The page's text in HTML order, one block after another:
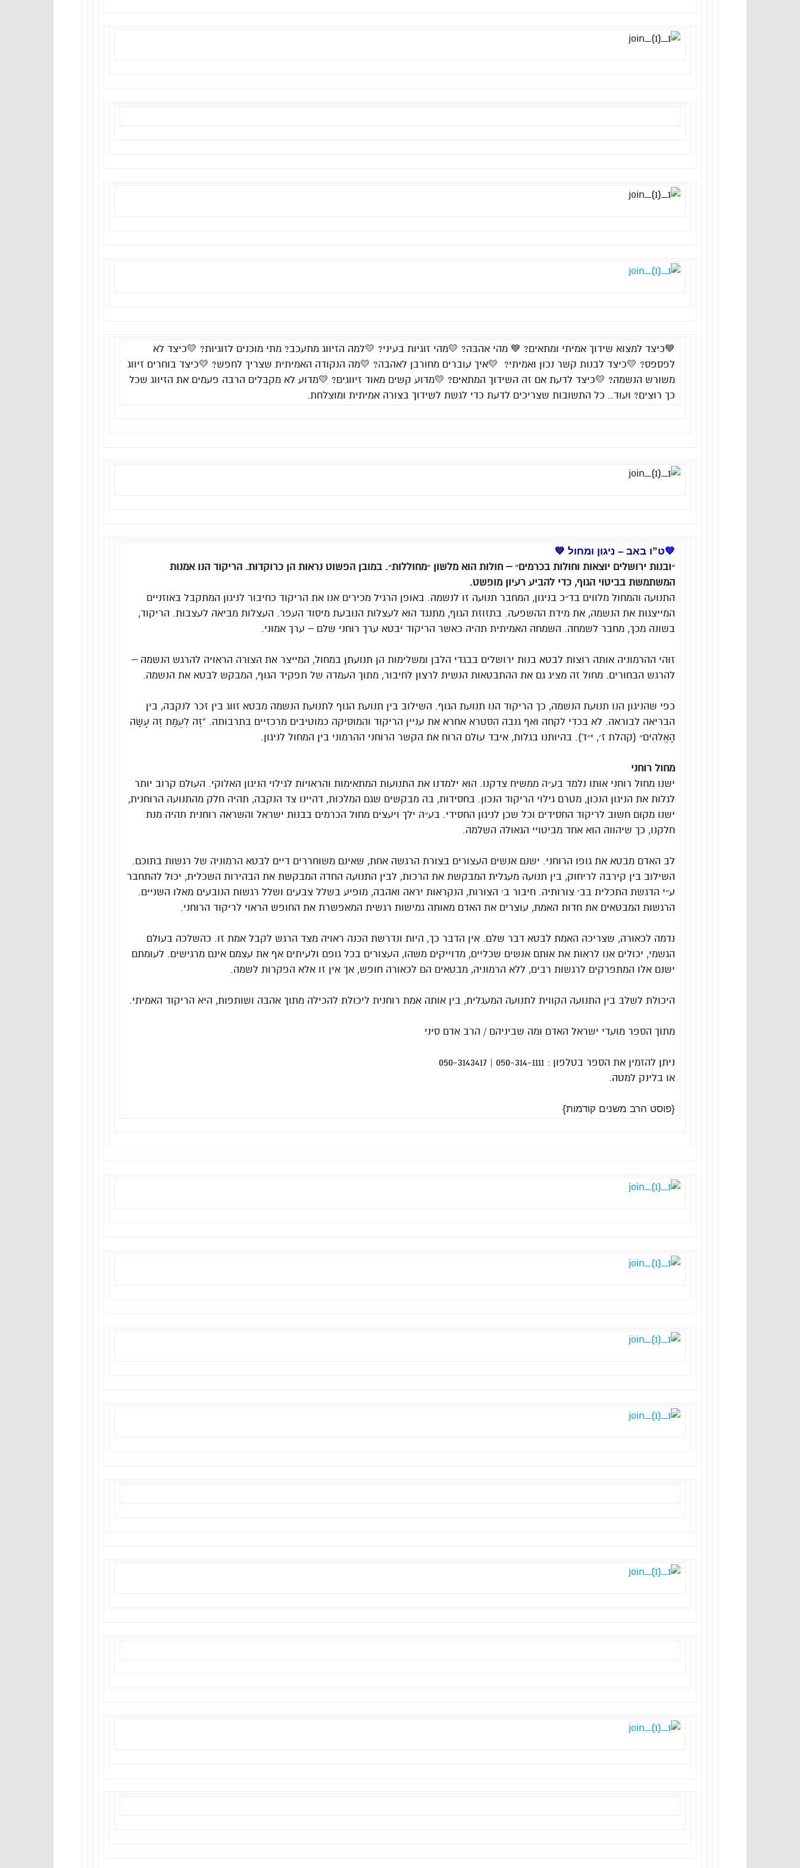
💙כיצד למצוא שידוך אמיתי ומתאים? 💙 מהי אהבה? 💛מהי זוגיות בעיני? 💛למה הזיווג מתעכב? מתי מוכנים לזוגיות? 💛כיצד לא
לפספס? 💛כיצד לבנות קשר נכון ואמיתי? 💛איך עוברים מחורבן לאהבה? 💛מה הנקודה האמיתית שצריך לחפש? 💛כיצד בוחרים זיווג
משורש הנשמה? 💛כיצד לדעת אם זה השידוך המתאים? 💛מדוע קשים מאוד זיווגים? 💛מדוע לא מקבלים הרבה פעמים את הזיווג שכל
כך רוצים? ועוד.. כל התשובות שצריכים לדעת כדי לגשת לשידוך בצורה אמיתית ומוצלחת.
💙ט”ו באב – ניגון ומחול 💙
״ובנות ירושלים יוצאות וחולות בכרמים״ – חולות הוא מלשון ״מחוללות״. במובן הפשוט נראות הן כרוקדות. הריקוד הנו אמנות
המשתמשת בביטוי הגוף, כדי להביע רעיון מופשט.
התנועה והמחול מלווים בד״כ בניגון, המחבר תנועה זו לנשמה. באופן הרגיל מכירים אנו את הריקוד כחיבור לניגון המתקבל באוזניים
המייצגות את הנשמה, את מידת ההשפעה. בתזוזת הגוף, מתנגד הוא לעצלות הנובעת מיסוד העפר. העצלות מביאה לעצבות. הריקוד,
בשונה מכך, מחבר לשמחה. השמחה האמיתית תהיה כאשר הריקוד יבטא ערך רוחני שלם – ערך אמוני.
זוהי ההרמוניה אותה רוצות לבטא בנות ירושלים בבגדי הלבן ומשלימות הן תנועתן במחול, המייצר את הצורה הראויה להרגש הנשמה –
להרגש הבחורים. מחול זה מציג גם את ההתבטאות הנשית לרצון לחיבור, מתוך העמדה של תפקיד הגוף, המבקש לבטא את הנשמה.
כפי שהניגון הנו תנועת הנשמה, כך הריקוד הנו תנועת הגוף. השילוב בין תנועת הגוף לתנועת הנשמה מבטא זווג בין זכר לנקבה, בין
הבריאה לבוראה. לא בכדִי לקחה ואף גנבה הסטרא אחרא את עניין הריקוד והמוסיקה כמוטיבים מרכזיים בתרבותה. “זֶה לְעֻמַּת זֶה עָשָׂה
הָאֱלֹהִים״ (קהלת ז׳, י״ד). בהיותנו בגלות, איבד עולם הרוח את הקשר הרוחני ההרמוני בין המחול לניגון.
מחול רוחני
ישנו מחול רוחני אותו נלמד בע״ה ממשיח צדקנו. הוא ילמדנו את התנועות המתאימות והראויות לגילוי הניגון האלוקי. העולם קרוב יותר
לגלות את הניגון הנכון, מטרם גילוי הריקוד הנכון. בחסידות, בה מבקשים שגם המלכות, דהיינו צד הנקבה, תהיה חלק מהתנועה הרוחנית,
ישנו מקום חשוב לריקוד החסידים וכל שכן לניגון החסידי. בע״ה ילך ויעצים מחול הכרמים בבנות ישראל והשראה רוחנית תהיה מנת
חלקנו, כך שיהווה הוא אחד מביטויי הגאולה השלמה.
לב האדם מבטא את גופו הרוחני. ישנם אנשים העצורים בצורת הרגשה אחת, שאינם משוחררים דיים לבטא הרמוניה של רגשות בתוכם.
השילוב בין קירבה לריחוק, בין תנועה מעגלית המבקשת את הרכות, לבין התנועה החדה המבקשת את הבהירות השכלית, יכול להתחבר
ע״י הדגשת התכלית בב׳ צורותיה. חיבור ב׳ הצורות, הנקראות יראה ואהבה, מופיע בשלל צבעים ושלל רגשות הנובעים מאלו השניים.
הרגשות המבטאים את חדות האמת, עוצרים את האדם מאותה גמישות רגשית המאפשרת את החופש הראוי לריקוד הרוחני.
נדמה לכאורה, שצריכה האמת לבטא דבר שלם. אין הדבר כך, היות ונדרשת הכנה ראויה מצד הרגש לקבל אמת זו. כהשלכה בעולם
הגשמי, יכולים אנו לראות את אותם אנשים שכליים, מדוייקים משהו, העצורים בכל גופם ולעיתים אף את עצמם אינם מרגישים. לעומתם
ישנם אלו המתפרקים לרגשות רבים, ללא הרמוניה, מבטאים הם לכאורה חופש, אך אין זו אלא הפקרות לשמה.
היכולת לשלב בין התנועה הקווית לתנועה המעגלית, בין אותה אמת רוחנית ליכולת להכילה מתוך אהבה ושותפות, היא הריקוד האמיתי.
מתוך הספר מועדי ישראל האדם ומה שביניהם / הרב אדם סיני
ניתן להזמין את הספר בטלפון : 050-314-1111 | 050-3143417
או בלינק למטה.
{פוסט הרב משנים קודמות}